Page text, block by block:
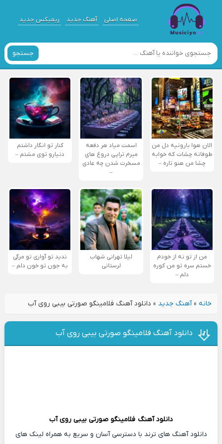
صفحه اصلی آهنگ جدید ریمیکس جدید
جستجو
الان هوا بارونیه دل من
طوفانه چشات که خوابه
چشا من هنو تاره –
اسمت میاد هر دفعه
میرم تراپی دروغ‌ های
مسخرت شدن چه عادی
–
کنار تو انگار داشتم
دنیارو توی مشتم –
من از تو نه از خودم
خستم سره تو من کوره
دلم –
لیلا تهرانی شهاب
لرستانی
ندید تو آواری تو مرگی
به جون تو خون دلم –
خانه»آهنگ جدید » دانلود آهنگ فلامینگو صورتی بیبی روی آب
دانلود آهنگ فلامینگو صورتی بیبی روی آب
دانلود آهنگ فلامینگو صورتی بیبی روی آب
دانلود آهنگ های ترند با دسترسی آسان و سریع به همراه لینک های